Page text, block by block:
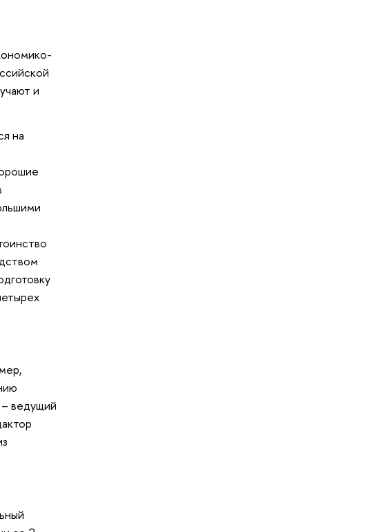
и
на
ведущий